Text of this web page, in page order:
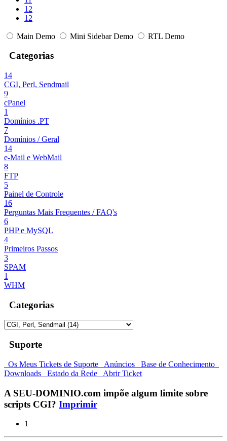
12
12
Main Demo Mini Sidebar Demo RTL Demo
Categorias
14
CGI, Perl, Sendmail
9
cPanel
1
Domí­nios .PT
7
Domí­nios / Geral
14
e-Mail e WebMail
8
FTP
5
Painel de Controle
16
Perguntas Mais Frequentes / FAQ's
6
PHP e MySQL
4
Primeiros Passos
3
SPAM
1
WHM
Categorias
Suporte
Os Meus Tickets de Suporte Anúncios
Base de Conhecimento
Downloads
Estado da Rede Abrir Ticket
A SEU-DOMINIO.com impõe algum limite sobre
scripts CGI? Imprimir
1